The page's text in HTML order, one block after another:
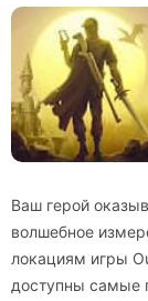
Ваш герой
волшебное
локациям игры
доступны самые